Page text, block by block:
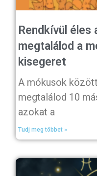
Rendkívül éles
megtalálod a
kisegeret
A mókusok
megtalálod 10
azokat a
Tudj meg többet »